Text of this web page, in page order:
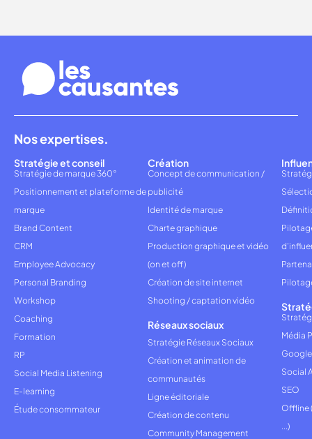
Nos expertises.
Stratégie et conseil
Stratégie de marque 360°
Positionnement et plateforme de
marque
Brand Content
CRM
Employee Advocacy
Personal Branding
Workshop
Coaching
Formation
RP
Social Media Listening
E-learning
Étude consommateur
Création
Concept de communication /
publicité
Identité de marque
Charte graphique
Production graphique et vidéo
(on et off)
Création de site internet
Shooting / captation vidéo
Réseaux sociaux
Stratégie Réseaux Sociaux
Création et animation de
communautés
Ligne éditoriale
Création de contenu
Community Management
Média
Social
SEO
Offline
...)